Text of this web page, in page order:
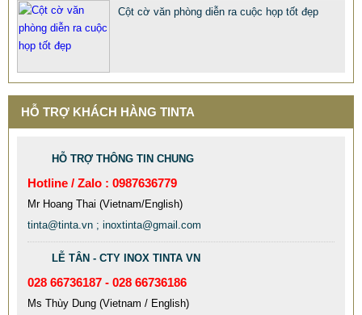
MẪU CỘT CỜ INOX ĐẸP GIÁ RẺ
Cột cờ văn phòng diễn ra cuộc họp tốt đẹp
HỖ TRỢ KHÁCH HÀNG TINTA
HỖ TRỢ THÔNG TIN CHUNG
Hotline / Zalo : 0987636779
Mr Hoang Thai (Vietnam/English)
tinta@tinta.vn ; inoxtinta@gmail.com
LỄ TÂN - CTY INOX TINTA VN
028 66736187 - 028 66736186
Ms Thùy Dung (Vietnam / English)